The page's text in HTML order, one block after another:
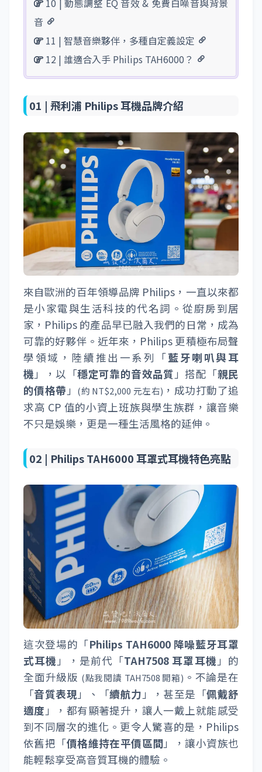
10 | 動態調整 EQ 音效 & 免費白噪音與背景
音
11 | 智慧音樂夥伴，多種自定義設定
12 | 誰適合入手 Philips TAH6000？
01 |飛利浦 Philips 耳機品牌介紹
來自歐洲的百年領導品牌 Philips，一直以來都
是小家電與生活科技的代名詞。從廚房到居
家，Philips 的產品早已融入我們的日常，成為
可靠的好夥伴。近年來，Philips 更積極布局聲
學領域，陸續推出一系列「藍牙喇叭與耳
機 」，以「穩定可靠的音效品質 」搭配「親民
的價格帶 」 (約 NT$2,000 元左右) ，成功打動了追
求高 CP 值的小資上班族與學生族群，讓音樂
不只是娛樂，更是一種生活風格的延伸。
02 | Philips TAH6000 耳罩式耳機特色亮點
這次登場的「Philips TAH6000 降噪藍牙耳罩
式耳機」，是前代「TAH7508 耳罩耳機」的
全面升級版 (點我閱讀 TAH7508 開箱) 。不論是在
「音質表現」、「續航力」，甚至是「佩戴舒
適度」，都有顯著提升，讓人一戴上就能感受
到不同層次的進化。更令人驚喜的是，Philips
依舊把「價格維持在平價區間」，讓小資族也
能輕鬆享受高音質耳機的體驗。